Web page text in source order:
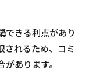
できる利点があり
されるため、コミ
あります。